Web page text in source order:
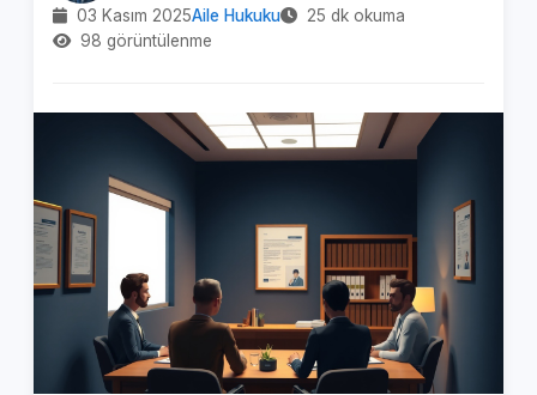
03 Kasım 2025Aile Hukuku
25 dk okuma
98 görüntülenme